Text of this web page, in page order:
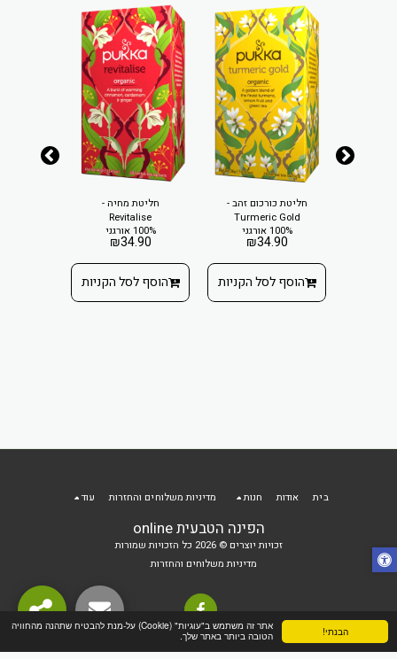
הבנתי!
אתר זה משתמש ב"עוגיות" (Cookie) על-מנת להבטיח שתהנה מהחוויה
הטובה ביותר באתר שלך.
חליטת כורכום זהב -
Turmeric Gold
100% אורגני
₪34.90
הוסף לסל הקניות
חליטת מחיה -
Revitalise
100% אורגני
₪34.90
הוסף לסל הקניות
הפינה הטבעית online
זכויות יוצרים © 2026 כל הזכויות שמורות
מדיניות משלוחים והחזרות
בית אודות חנות מדיניות משלוחים והחזרות עוד